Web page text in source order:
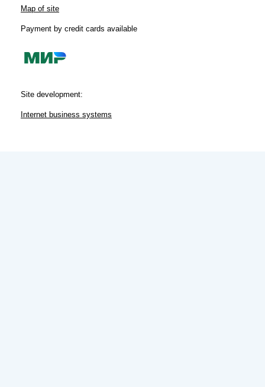
Map of site
Payment by credit cards available
Site development:
Internet business systems